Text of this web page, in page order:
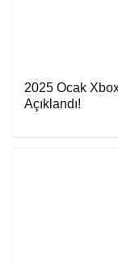
2025 Ocak
Açıklandı!